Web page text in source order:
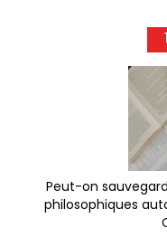
Peut-on
philosophiques